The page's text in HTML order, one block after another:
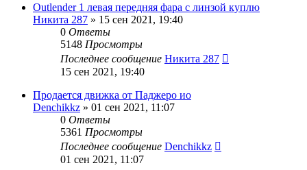
Outlender 1 левая передняя фара с линзой куплю
Никита 287 » 15 сен 2021, 19:40
0 Ответы
5148 Просмотры
Последнее сообщение Никита 287
15 сен 2021, 19:40
Продается движка от Паджеро ио
Denchikkz » 01 сен 2021, 11:07
0 Ответы
5361 Просмотры
Последнее сообщение Denchikkz
01 сен 2021, 11:07